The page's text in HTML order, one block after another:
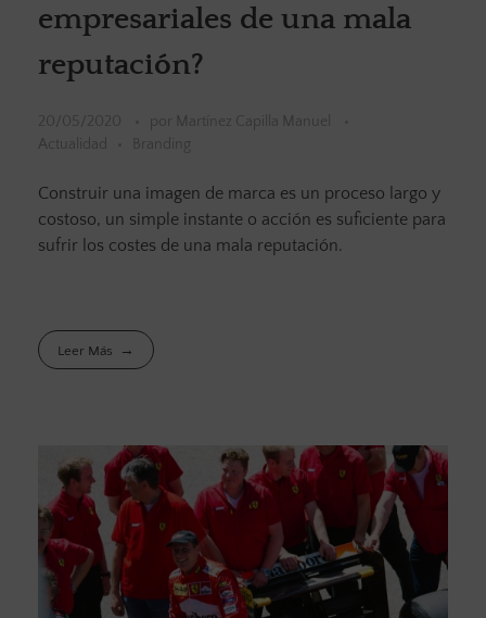
empresariales de una mala
reputación?
20/05/2020 por
Martínez Capilla Manuel
Actualidad
Branding
Construir una imagen de marca es un proceso largo y
costoso, un simple instante o acción es suficiente para
sufrir los costes de una mala reputación.
Leer Más